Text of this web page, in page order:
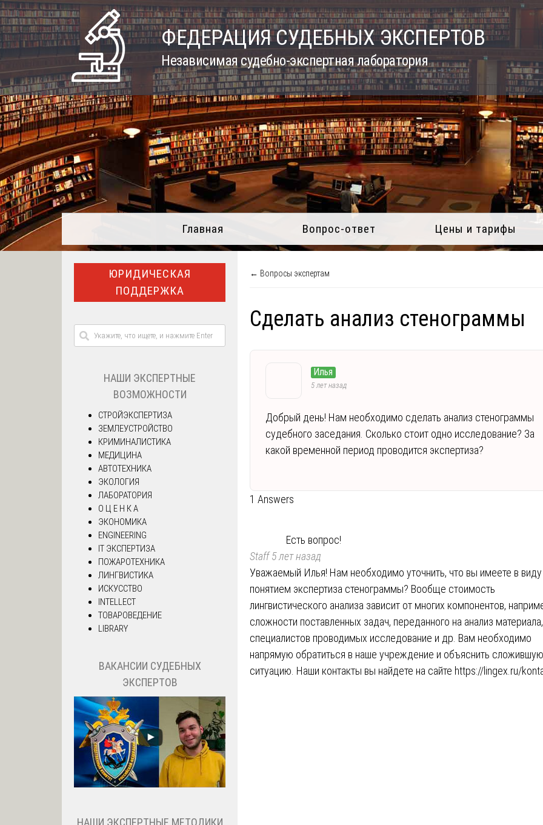
Skip
to
content
ФЕДЕРАЦИЯ СУДЕБНЫХ ЭКСПЕРТОВ
Независимая судебно-экспертная лаборатория
Главная Вопрос-ответ Цены и тарифы
← Вопросы экспертам
Сделать анализ стенограммы
Илья
5 лет назад
Добрый день! Нам необходимо сделать анализ стенограммы
судебного заседания. Сколько стоит одно исследование? За
какой временной период проводится экспертиза?
1 Answers
Есть вопрос!
Staff5 лет назад
Уважаемый Илья! Нам необходимо уточнить, что вы имеете в виду
понятием экспертиза стенограммы? Вообще стоимость
лингвистического анализа зависит от многих компонентов,
сложности поставленных задач, переданного на анализ материала,
специалистов проводимых исследование и др. Вам необходимо
напрямую обратиться в наше учреждение и объяснить
ситуацию. Наши контакты вы найдете на сайте https://lingex.ru/
ЮРИДИЧЕСКАЯ
ПОДДЕРЖКА
НАШИ ЭКСПЕРТНЫЕ
ВОЗМОЖНОСТИ
СТРОЙЭКСПЕРТИЗА
ЗЕМЛЕУСТРОЙСТВО
КРИМИНАЛИСТИКА
МЕДИЦИНА
АВТОТЕХНИКА
ЭКОЛОГИЯ
ЛАБОРАТОРИЯ
О Ц Е Н К А
ЭКОНОМИКА
ENGINEERING
IT ЭКСПЕРТИЗА
ПОЖАРОТЕХНИКА
ЛИНГВИСТИКА
ИСКУССТВО
INTELLECT
ТОВАРОВЕДЕНИЕ
LIBRARY
ВАКАНСИИ СУДЕБНЫХ
ЭКСПЕРТОВ
НАШИ ЭКСПЕРТНЫЕ МЕТОДИКИ